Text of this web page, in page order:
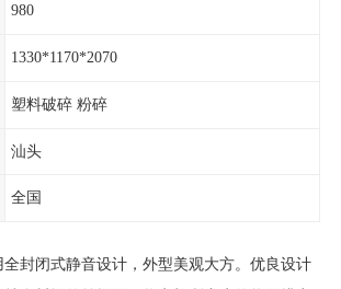
980
1330*1170*2070
塑料破碎 粉碎
汕头
全国
封闭式静音设计，外型美观大方。优良设计